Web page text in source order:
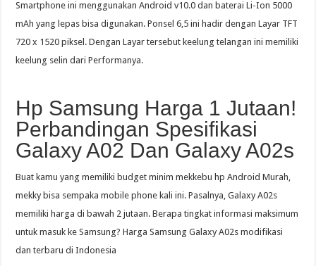
Smartphone ini menggunakan Android v10.0 dan baterai Li-Ion 5000
mAh yang lepas bisa digunakan. Ponsel 6,5 ini hadir dengan Layar TFT
720 x 1520 piksel. Dengan Layar tersebut keelung telangan ini memiliki
keelung selin dari Performanya.
Hp Samsung Harga 1 Jutaan!
Perbandingan Spesifikasi
Galaxy A02 Dan Galaxy A02s
Buat kamu yang memiliki budget minim mekkebu hp Android Murah,
mekky bisa sempaka mobile phone kali ini. Pasalnya, Galaxy A02s
memiliki harga di bawah 2 jutaan. Berapa tingkat informasi maksimum
untuk masuk ke Samsung? Harga Samsung Galaxy A02s modifikasi
dan terbaru di Indonesia